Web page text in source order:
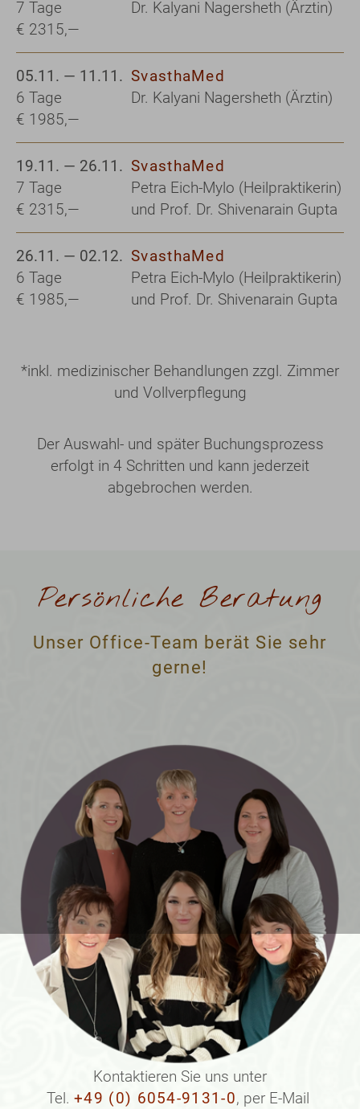
7 Tage
€ 2315,—
Dr. Kalyani Nagersheth (Ärztin)
05.11. — 11.11.
6 Tage
€ 1985,—
SvasthaMed
Dr. Kalyani Nagersheth (Ärztin)
19.11. — 26.11.
7 Tage
€ 2315,—
SvasthaMed
Petra Eich-Mylo (Heilpraktikerin)
und Prof. Dr. Shivenarain Gupta
26.11. — 02.12.
6 Tage
€ 1985,—
SvasthaMed
Petra Eich-Mylo (Heilpraktikerin)
und Prof. Dr. Shivenarain Gupta
*inkl. medizinischer Behandlungen zzgl. Zimmer
und Vollverpflegung
Der Auswahl- und später Buchungsprozess
erfolgt in 4 Schritten und kann jederzeit
abgebrochen werden.
Persönliche Beratung
Unser Office-Team berät Sie sehr
gerne!
Kontaktieren Sie uns unter
Tel.+49 (0) 6054-9131-0, per E-Mail